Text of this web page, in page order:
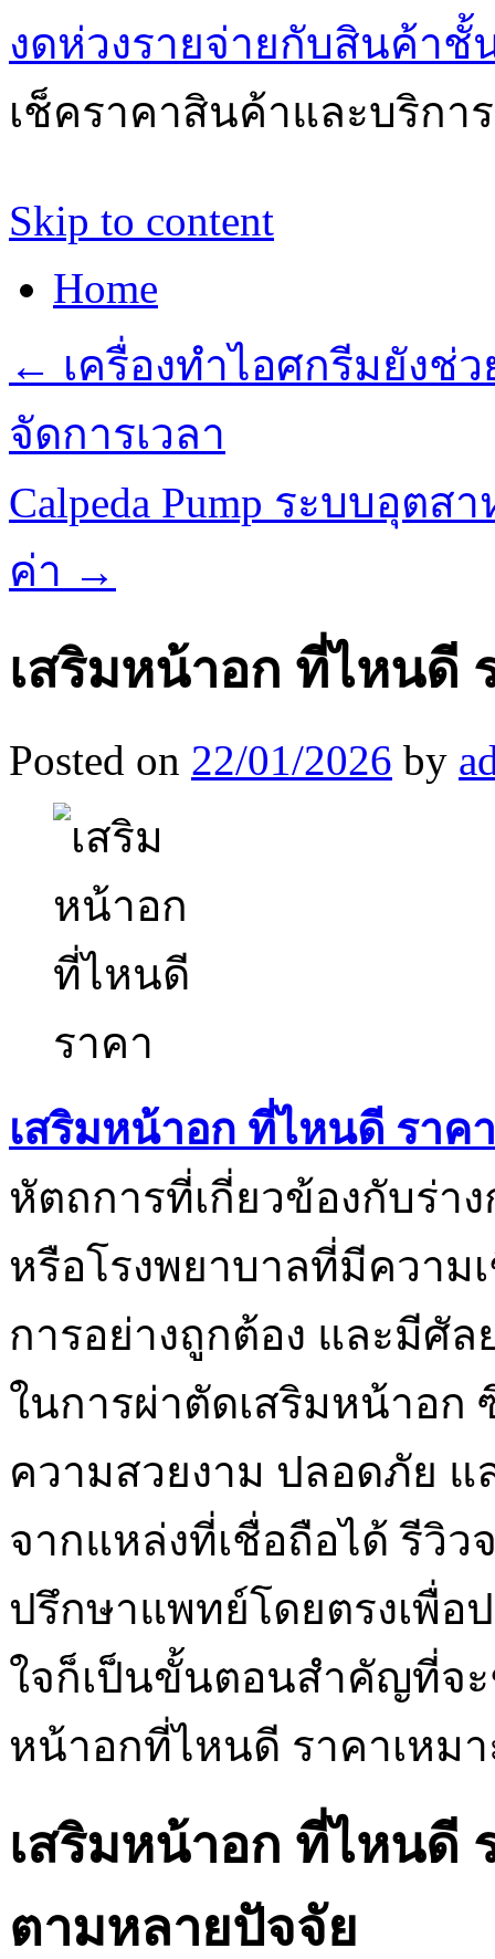
งดห่วงรายจ่ายกับสินค้า
เช็คราคาสินค้าและบริกา
Skip to content
Home
← เครื่องทำไอศกรีมยังช่
จัดการเวลา
Calpeda Pump ระบบอุต
ค่า →
เสริมหน้าอก ที่ไหนดี
Posted on 22/01/2026 by
เสริมหน้าอก ที่ไหนดี ราคา
หัตถการที่เกี่ยวข้องกับร่า
หรือโรงพยาบาลที่มีควา
การอย่างถูกต้อง และมีศั
ในการผ่าตัดเสริมหน้าอ
ความสวยงาม ปลอดภัย
จากแหล่งที่เชื่อถือได้ รีวิว
ปรึกษาแพทย์โดยตรงเพื่อ
ใจก็เป็นขั้นตอนสำคัญที่จะ
หน้าอกที่ไหนดี ราคาเหม
เสริมหน้าอก ที่ไหนดี
ตามหลายปัจจัย